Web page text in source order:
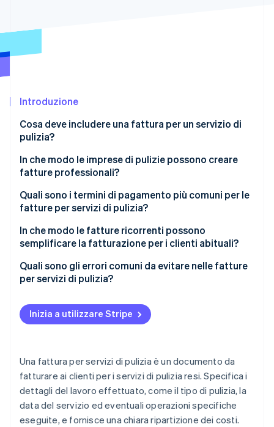
Radar
Atlas
Rimozione del carbonio
Verifica online dell'identità
Stripe Sessions 2026
Scopri come Stripe sta costruendo l'infrastruttura
Introduzione
Cosa deve includere una fattura per un servizio di
pulizia?
In che modo le imprese di pulizie possono creare
fatture professionali?
Quali sono i termini di pagamento più comuni per le
fatture per servizi di pulizia?
In che modo le fatture ricorrenti possono
semplificare la fatturazione per i clienti abituali?
Quali sono gli errori comuni da evitare nelle fatture
per servizi di pulizia?
Dettagli insufficienti
Omissione delle informazioni di contatto
Utilizzo di tariffe incoerenti
Termini di pagamento vaghi
Omissione di imposte o oneri
Inizia a utilizzare Stripe
Una fattura per servizi di pulizia è un documento da
fatturare ai clienti per i servizi di pulizia resi. Specifica i
dettagli del lavoro effettuato, come il tipo di pulizia, la
data del servizio ed eventuali operazioni specifiche
eseguite, e fornisce una chiara ripartizione dei costi.